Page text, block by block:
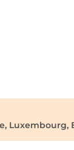
Luxembourg,